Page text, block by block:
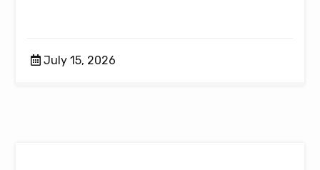
July 15, 2026